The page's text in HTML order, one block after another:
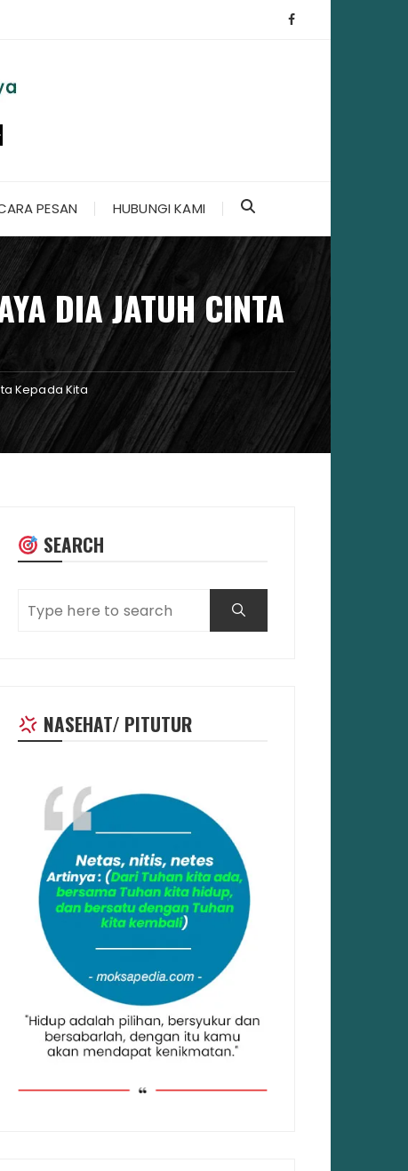
PESAN HUBUNGI KAMI
DIA JATUH CINTA
Kepada Kita
SEARCH
NASEHAT/ PITUTUR